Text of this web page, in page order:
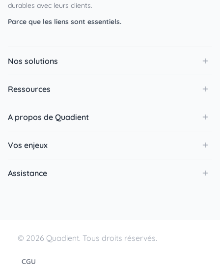
durables avec leurs clients.
Parce que les liens sont essentiels.
Nos solutions
Ressources
A propos de Quadient
Vos enjeux
Assistance
© 2026 Quadient. Tous droits réservés.
CGU